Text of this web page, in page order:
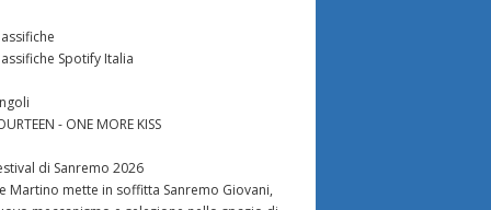
Spotify Italia
- ONE MORE KISS
di Sanremo 2026
Martino mette in soffitta Sanremo Giovani,